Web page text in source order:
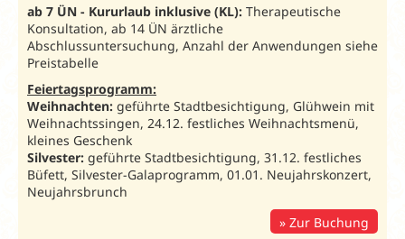
ab 7 ÜN - Kururlaub inklusive (KL): Therapeutische
Konsultation, ab 14 ÜN ärztliche
Abschlussuntersuchung, Anzahl der Anwendungen siehe
Preistabelle
Feiertagsprogramm:
Weihnachten: geführte Stadtbesichtigung, Glühwein mit
Weihnachtssingen, 24.12. festliches Weihnachtsmenü,
kleines Geschenk
Silvester: geführte Stadtbesichtigung, 31.12. festliches
Büfett, Silvester-Galaprogramm, 01.01. Neujahrskonzert,
Neujahrsbrunch
Zur Buchung
Mindestaufenthalt:7 ÜN. Kurtaxe:
Kurzaufenthalt Vital 2026
und Aufenthalt
Individuelle Anreise:täglich*
Imperial: 74205KV
DZ Standard
DZS 2
457
EZ Standard
468